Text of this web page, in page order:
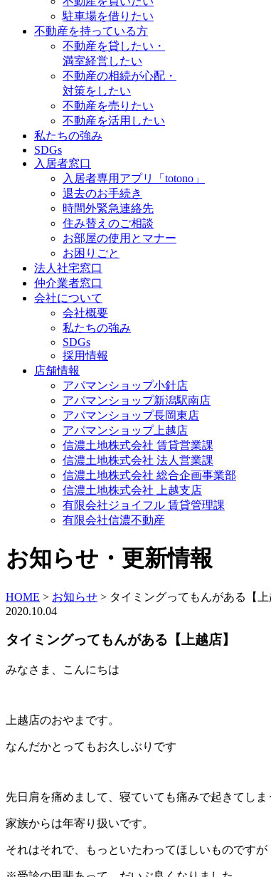
駐車場を借りたい
不動産を持っている方
不動産を貸したい・
満室経営したい
不動産の相続が心配・
対策をしたい
不動産を売りたい
不動産を活用したい
私たちの強み
SDGs
入居者窓口
入居者専用アプリ「totono」
退去のお手続き
時間外緊急連絡先
住み替えのご相談
お部屋の使用とマナー
お困りごと
法人社宅窓口
仲介業者窓口
会社について
会社概要
私たちの強み
SDGs
採用情報
店舗情報
アパマンショップ小針店
アパマンショップ新潟駅南店
アパマンショップ長岡東店
アパマンショップ上越店
信濃土地株式会社 賃貸営業課
信濃土地株式会社 法人営業課
信濃土地株式会社 総合企画事業部
信濃土地株式会社 上越支店
有限会社ジョイフル 賃貸管理課
有限会社信濃不動産
お知らせ・更新情報
HOME > お知らせ > タイミングってもんがある【上
2020.10.04
タイミングってもんがある【上越店】
みなさま、こんにちは
上越店のおやまです。
なんだかとってもお久しぶりです
先日肩を痛めまして、寝ていても痛みで起きてし
家族からは年寄り扱いです。
それはそれで、もっといたわってほしいものですが